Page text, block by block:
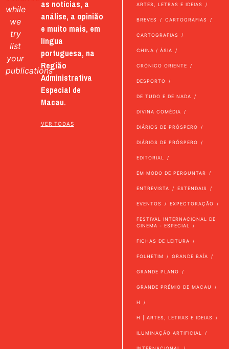
while
we
try
list
your
publications
as notícias, a
análise, a opinião
e muito mais, em
língua
portuguesa, na
Região
Administrativa
Especial de
Macau.
VER TODAS
ARTES, LETRAS E IDEIAS
BREVES CARTOGRAFIAS
CARTOGRAFIAS
CHINA / ÁSIA
CRÓNICO ORIENTE
DESPORTO
DE TUDO E DE NADA
DIVINA COMÉDIA
DIÁRIOS DE PRÓSPERO
DIÁRIOS DE PRÓSPERO
EDITORIAL
EM MODO DE PERGUNTAR
ENTREVISTA ESTENDAIS
EVENTOS EXPECTORAÇÃO
FESTIVAL INTERNACIONAL DE
CINEMA - ESPECIAL
FICHAS DE LEITURA
FOLHETIM GRANDE BAÍA
GRANDE PLANO
GRANDE PRÉMIO DE MACAU
H
H | ARTES, LETRAS E IDEIAS
ILUMINAÇÃO ARTIFICIAL